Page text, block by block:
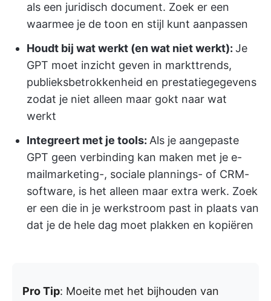
als een juridisch document. Zoek er een
waarmee je de toon en stijl kunt aanpassen
Houdt bij wat werkt (en wat niet werkt): Je
GPT moet inzicht geven in markttrends,
publieksbetrokkenheid en prestatiegegevens
zodat je niet alleen maar gokt naar wat
werkt
Integreert met je tools: Als je aangepaste
GPT geen verbinding kan maken met je e-
mailmarketing-, sociale plannings- of CRM-
software, is het alleen maar extra werk. Zoek
er een die in je werkstroom past in plaats van
dat je de hele dag moet plakken en kopiëren
Pro Tip: Moeite met het bijhouden van